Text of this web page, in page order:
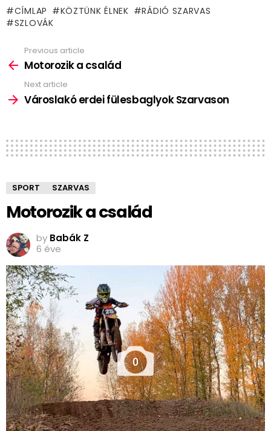
CÍMLAP KÖZTÜNK ÉLNEK
RÁDIÓ SZARVAS
SZLOVÁK
more
Previous article
Motorozik a család
Next article
Városlakó erdei fülesbaglyok Szarvason
SPORT SZARVAS
Motorozik a család
by Babák Z
6 éve
0